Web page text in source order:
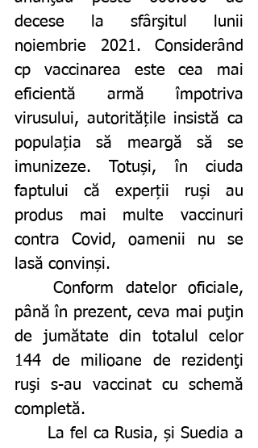
decese la sfârşitul lunii
noiembrie 2021. Considerând
cp vaccinarea este cea mai
eficientă armă împotriva
virusului, autoritățile insistă ca
populația să meargă să se
imunizeze. Totuși, în ciuda
faptului că experții ruși au
produs mai multe vaccinuri
contra Covid, oamenii nu se
lasă convinși.
	Conform datelor oficiale,
până în prezent, ceva mai puţin
de jumătate din totalul celor
144 de milioane de rezidenţi
ruşi s-au vaccinat cu schemă
completă.